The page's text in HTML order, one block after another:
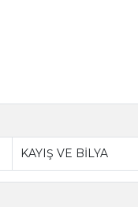
KAYIŞ VE BİLYA